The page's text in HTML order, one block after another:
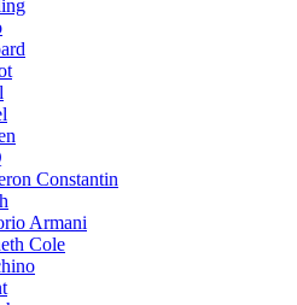
Constantin
Armani
Cole